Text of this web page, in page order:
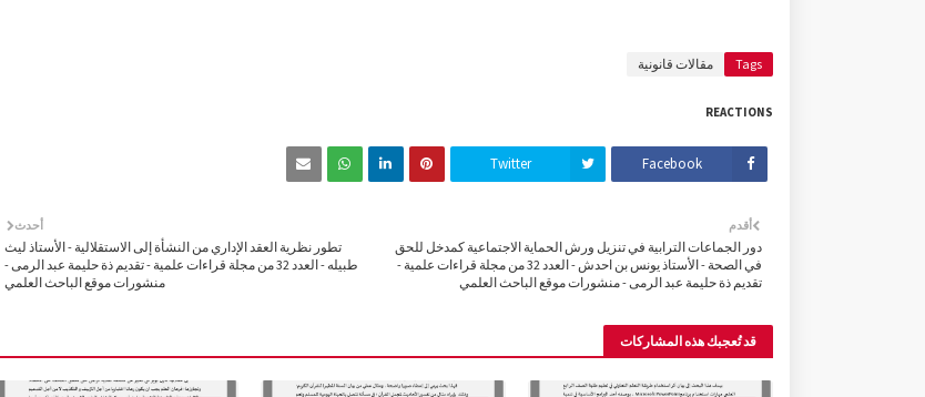
Tags مقالات قانونية
REACTIONS
Facebook
Twitter
أحدث
تطور نظرية العقد الإداري من النشأة إلى الاستقلالية - الأستاذ ليث
طبيله - العدد 32 من مجلة قراءات علمية - تقديم ذة حليمة عبد الرمى -
منشورات موقع الباحث العلمي
أقدم
دور الجماعات الترابية في تنزيل ورش الحماية الاجتماعية كمدخل للحق
في الصحة - الأستاذ يونس بن احدش - العدد 32 من مجلة قراءات علمية -
تقديم ذة حليمة عبد الرمى - منشورات موقع الباحث العلمي
قد تُعجبك هذه المشاركات